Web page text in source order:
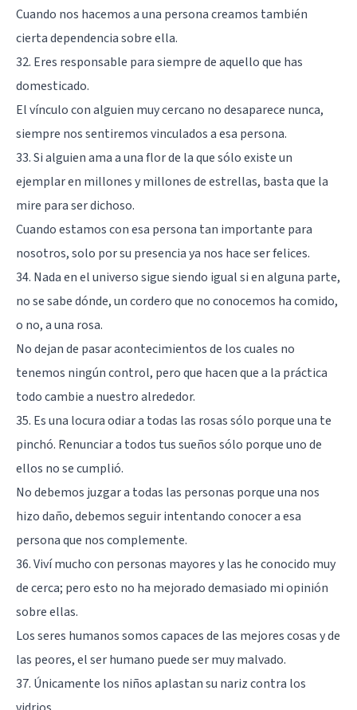
Cuando nos hacemos a una persona creamos también
cierta dependencia sobre ella.
32. Eres responsable para siempre de aquello que has
domesticado.
El vínculo con alguien muy cercano no desaparece nunca,
siempre nos sentiremos vinculados a esa persona.
33. Si alguien ama a una flor de la que sólo existe un
ejemplar en millones y millones de estrellas, basta que la
mire para ser dichoso.
Cuando estamos con esa persona tan importante para
nosotros, solo por su presencia ya nos hace ser felices.
34. Nada en el universo sigue siendo igual si en alguna parte,
no se sabe dónde, un cordero que no conocemos ha comido,
o no, a una rosa.
No dejan de pasar acontecimientos de los cuales no
tenemos ningún control, pero que hacen que a la práctica
todo cambie a nuestro alrededor.
35. Es una locura odiar a todas las rosas sólo porque una te
pinchó. Renunciar a todos tus sueños sólo porque uno de
ellos no se cumplió.
No debemos juzgar a todas las personas porque una nos
hizo daño, debemos seguir intentando conocer a esa
persona que nos complemente.
36. Viví mucho con personas mayores y las he conocido muy
de cerca; pero esto no ha mejorado demasiado mi opinión
sobre ellas.
Los seres humanos somos capaces de las mejores cosas y de
las peores, el ser humano puede ser muy malvado.
37. Únicamente los niños aplastan su nariz contra los